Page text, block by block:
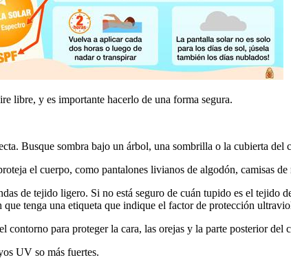
libre, y es importante hacerlo de una forma segura.
Busque sombra bajo un árbol, una sombrilla o la cubierta del
el cuerpo, como pantalones livianos de algodón, camisas
de tejido ligero. Si no está seguro de cuán tupido es el tejido
tenga una etiqueta que indique el factor de protección
contorno para proteger la cara, las orejas y la parte posterior del
UV so más fuertes.